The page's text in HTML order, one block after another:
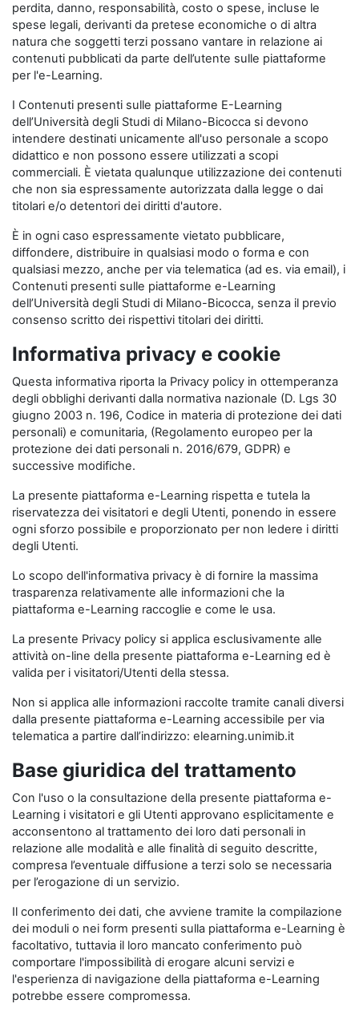
perdita, danno, responsabilità, costo o spese, incluse le
spese legali, derivanti da pretese economiche o di altra
natura che soggetti terzi possano vantare in relazione ai
contenuti pubblicati da parte dell’utente sulle piattaforme
per l'e-Learning.
I Contenuti presenti sulle piattaforme E-Learning
dell’Università degli Studi di Milano-Bicocca si devono
intendere destinati unicamente all'uso personale a scopo
didattico e non possono essere utilizzati a scopi
commerciali. È vietata qualunque utilizzazione dei contenuti
che non sia espressamente autorizzata dalla legge o dai
titolari e/o detentori dei diritti d'autore.
È in ogni caso espressamente vietato pubblicare,
diffondere, distribuire in qualsiasi modo o forma e con
qualsiasi mezzo, anche per via telematica (ad es. via email), i
Contenuti presenti sulle piattaforme e-Learning
dell’Università degli Studi di Milano-Bicocca, senza il previo
consenso scritto dei rispettivi titolari dei diritti.
Informativa privacy e cookie
Questa informativa riporta la Privacy policy in ottemperanza
degli obblighi derivanti dalla normativa nazionale (D. Lgs 30
giugno 2003 n. 196, Codice in materia di protezione dei dati
personali) e comunitaria, (Regolamento europeo per la
protezione dei dati personali n. 2016/679, GDPR) e
successive modifiche.
La presente piattaforma e-Learning rispetta e tutela la
riservatezza dei visitatori e degli Utenti, ponendo in essere
ogni sforzo possibile e proporzionato per non ledere i diritti
degli Utenti.
Lo scopo dell'informativa privacy è di fornire la massima
trasparenza relativamente alle informazioni che la
piattaforma e-Learning raccoglie e come le usa.
La presente Privacy policy si applica esclusivamente alle
attività on-line della presente piattaforma e-Learning ed è
valida per i visitatori/Utenti della stessa.
Non si applica alle informazioni raccolte tramite canali diversi
dalla presente piattaforma e-Learning accessibile per via
telematica a partire dall’indirizzo: elearning.unimib.it
Base giuridica del trattamento
Con l'uso o la consultazione della presente piattaforma e-
Learning i visitatori e gli Utenti approvano esplicitamente e
acconsentono al trattamento dei loro dati personali in
relazione alle modalità e alle finalità di seguito descritte,
compresa l’eventuale diffusione a terzi solo se necessaria
per l’erogazione di un servizio.
Il conferimento dei dati, che avviene tramite la compilazione
dei moduli o nei form presenti sulla piattaforma e-Learning è
facoltativo, tuttavia il loro mancato conferimento può
comportare l'impossibilità di erogare alcuni servizi e
l'esperienza di navigazione della piattaforma e-Learning
potrebbe essere compromessa.